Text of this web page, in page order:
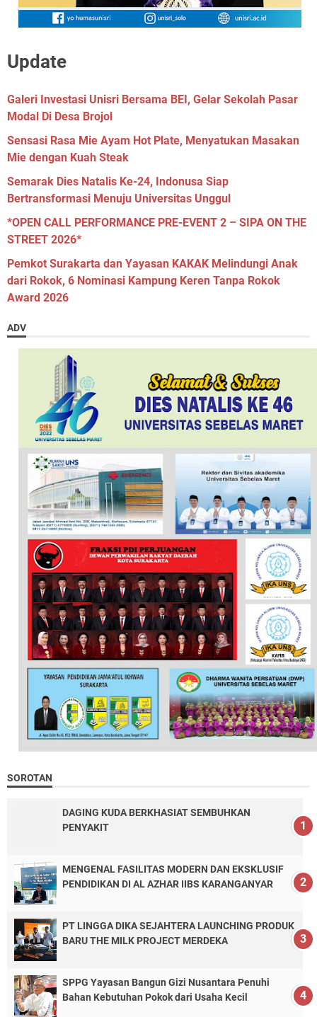
Update
Galeri Investasi Unisri Bersama BEI, Gelar Sekolah Pasar
Modal Di Desa Brojol
Sensasi Rasa Mie Ayam Hot Plate, Menyatukan Masakan
Mie dengan Kuah Steak
Semarak Dies Natalis Ke-24, Indonusa Siap
Bertransformasi Menuju Universitas Unggul
*OPEN CALL PERFORMANCE PRE-EVENT 2 – SIPA ON THE
STREET 2026*
Pemkot Surakarta dan Yayasan KAKAK Melindungi Anak
dari Rokok, 6 Nominasi Kampung Keren Tanpa Rokok
Award 2026
ADV
SOROTAN
DAGING KUDA BERKHASIAT SEMBUHKAN
PENYAKIT
MENGENAL FASILITAS MODERN DAN EKSKLUSIF
PENDIDIKAN DI AL AZHAR IIBS KARANGANYAR
PT LINGGA DIKA SEJAHTERA LAUNCHING PRODUK
BARU THE MILK PROJECT MERDEKA
SPPG Yayasan Bangun Gizi Nusantara Penuhi
Bahan Kebutuhan Pokok dari Usaha Kecil